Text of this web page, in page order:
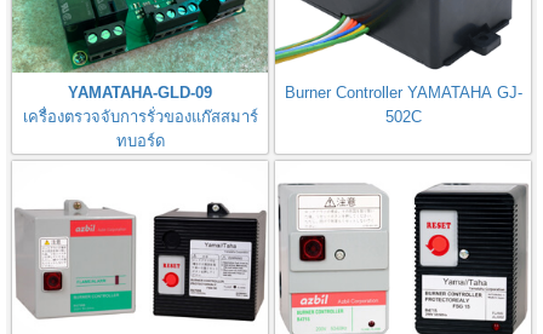
YAMATAHA-GLD-09
เครื่องตรวจจับการรั่วของแก๊สสมาร์
ทบอร์ด
Gas Leak Detector Smart Board
Burner Controller YAMATAHA GJ-
502C